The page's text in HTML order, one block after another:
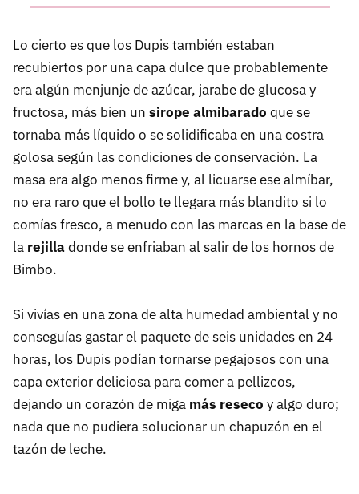
Lo cierto es que los Dupis también estaban
recubiertos por una capa dulce que probablemente
era algún menjunje de azúcar, jarabe de glucosa y
fructosa, más bien un sirope almibarado que se
tornaba más líquido o se solidificaba en una costra
golosa según las condiciones de conservación. La
masa era algo menos firme y, al licuarse ese almíbar,
no era raro que el bollo te llegara más blandito si lo
comías fresco, a menudo con las marcas en la base de
la rejilladonde se enfriaban al salir de los hornos de
Bimbo.
Si vivías en una zona de alta humedad ambiental y no
conseguías gastar el paquete de seis unidades en 24
horas, los Dupis podían tornarse pegajosos con una
capa exterior deliciosa para comer a pellizcos,
dejando un corazón de miga más reseco y algo duro;
nada que no pudiera solucionar un chapuzón en el
tazón de leche.